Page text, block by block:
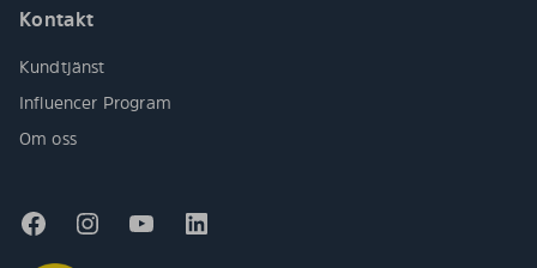
Kontakt
Kundtjänst
Influencer Program
Om oss